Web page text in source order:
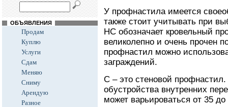
ОБЪЯВЛЕНИЯ
Продам
Куплю
Услуги
Сдам
Меняю
Сниму
Арендую
Разное
У профнастила имеется
также стоит учитывать при
НС обозначает кровельный
великолепно и очень прочен
профнастил можно
заграждений.
С – это стеновой
обустройства внутренних
может варьироваться от 35